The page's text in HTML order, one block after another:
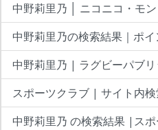
中野莉里乃 │ ニコニコ・モン
中野莉里乃の検索結果｜ポ
中野莉里乃 | ラグビーパブリ
スポーツクラブ | サイト内
中野莉里乃 の検索結果 |ス